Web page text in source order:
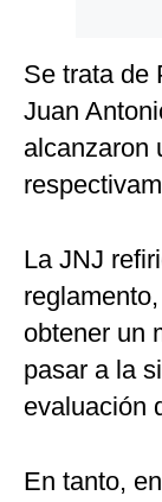
Se trata de
Juan
alcanzaron
La JNJ
obtener un
pasar a la
evaluación
En tanto,